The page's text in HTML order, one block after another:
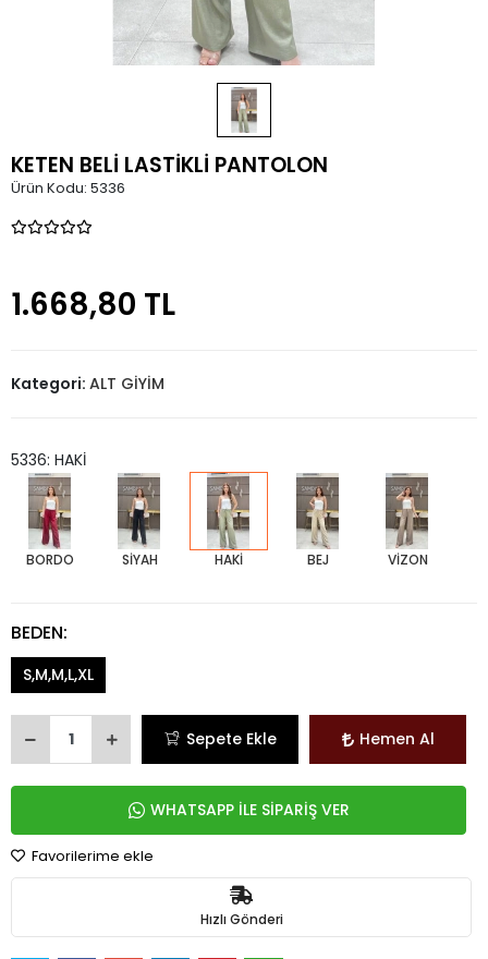
KETEN BELİ LASTİKLİ PANTOLON
Ürün Kodu: 5336
1.668,80 TL
Kategori: ALT GİYİM
5336: HAKİ
BORDO SİYAH HAKİ BEJ VİZON
BEDEN:
S,M,M,L,XL
Sepete Ekle Hemen Al
WHATSAPP İLE SİPARİŞ VER
Favorilerime ekle
Hızlı Gönderi